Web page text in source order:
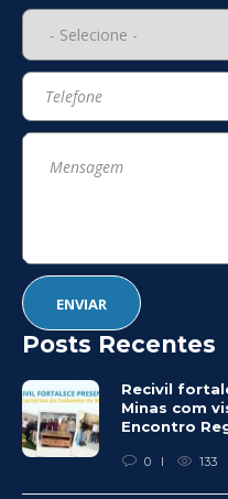
Posts Recentes
Recivil
Minas com
Encontro
0 133